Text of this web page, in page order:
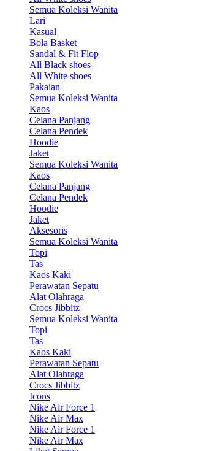
Semua Koleksi Wanita
Lari
Kasual
Bola Basket
Sandal & Fit Flop
All Black shoes
All White shoes
Pakaian
Semua Koleksi Wanita
Kaos
Celana Panjang
Celana Pendek
Hoodie
Jaket
Semua Koleksi Wanita
Kaos
Celana Panjang
Celana Pendek
Hoodie
Jaket
Aksesoris
Semua Koleksi Wanita
Topi
Tas
Kaos Kaki
Perawatan Sepatu
Alat Olahraga
Crocs Jibbitz
Semua Koleksi Wanita
Topi
Tas
Kaos Kaki
Perawatan Sepatu
Alat Olahraga
Crocs Jibbitz
Icons
Nike Air Force 1
Nike Air Max
Nike Air Force 1
Nike Air Max